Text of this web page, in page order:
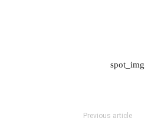
Previous article